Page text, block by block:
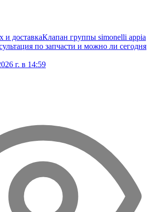
и доставкаКлапан группы simonelli appia
по запчасти и можно ли сегодня
г. в 14:59